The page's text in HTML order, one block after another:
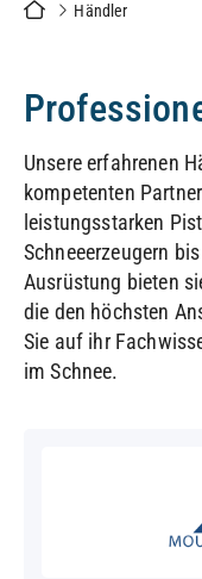
Händler
Unsere erfahrenen
kompetenten
leistungsstarken
Schneeerzeugern
Ausrüstung bieten
die den höchsten
Sie auf ihr
im Schnee.